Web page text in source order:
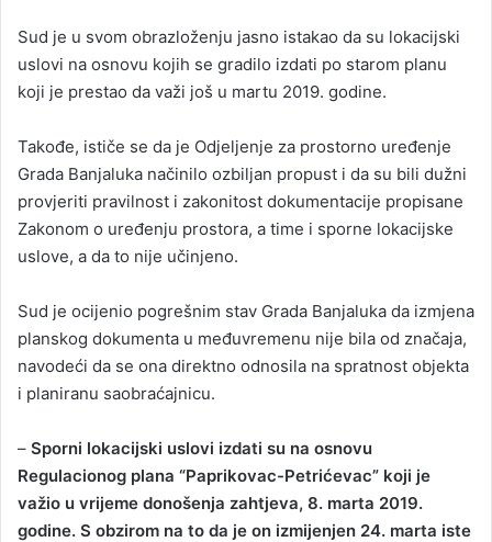
Sud je u svom obrazloženju jasno istakao da su lokacijski
uslovi na osnovu kojih se gradilo izdati po starom planu
koji je prestao da važi još u martu 2019. godine.
Takođe, ističe se da je Odjeljenje za prostorno uređenje
Grada Banjaluka načinilo ozbiljan propust i da su bili dužni
provjeriti pravilnost i zakonitost dokumentacije propisane
Zakonom o uređenju prostora, a time i sporne lokacijske
uslove, a da to nije učinjeno.
Sud je ocijenio pogrešnim stav Grada Banjaluka da izmjena
planskog dokumenta u međuvremenu nije bila od značaja,
navodeći da se ona direktno odnosila na spratnost objekta
i planiranu saobraćajnicu.
– Sporni lokacijski uslovi izdati su na osnovu
Regulacionog plana “Paprikovac-Petrićevac” koji je
važio u vrijeme donošenja zahtjeva, 8. marta 2019.
godine. S obzirom na to da je on izmijenjen 24. marta iste